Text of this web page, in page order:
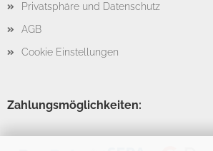
Privatsphäre und Datenschutz
AGB
Cookie Einstellungen
Zahlungsmöglichkeiten: